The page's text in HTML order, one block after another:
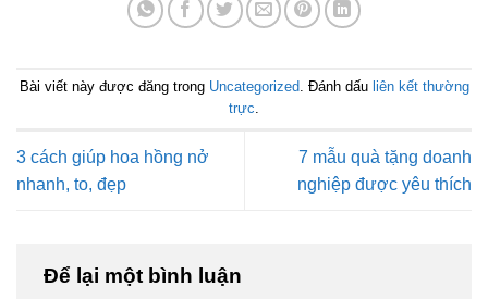
Bài viết này được đăng trong Uncategorized. Đánh dấu liên kết thường
trực.
3 cách giúp hoa hồng nở
nhanh, to, đẹp
7 mẫu quà tặng doanh
nghiệp được yêu thích
Để lại một bình luận